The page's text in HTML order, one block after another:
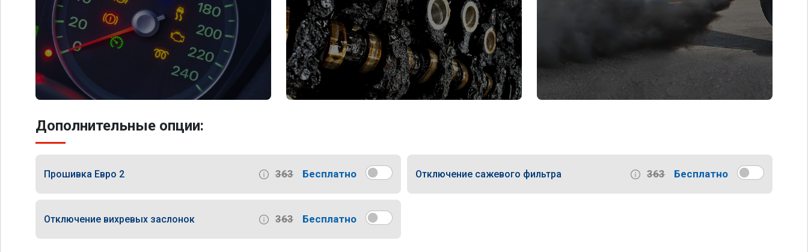
Дополнительные опции:
Прошивка Евро 2 363 Бесплатно Отключение сажевого фильтра 363 Бесплатно
Отключение вихревых заслонок 363 Бесплатно